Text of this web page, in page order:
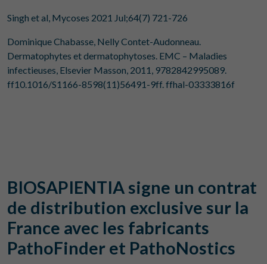
Singh et al, Mycoses 2021 Jul;64(7) 721-726
Dominique Chabasse, Nelly Contet-Audonneau.
Dermatophytes et dermatophytoses. EMC – Maladies
infectieuses, Elsevier Masson, 2011, 9782842995089.
ff10.1016/S1166-8598(11)56491-9ff. ffhal-03333816f
BIOSAPIENTIA signe un contrat
de distribution exclusive sur la
France avec les fabricants
PathoFinder et PathoNostics